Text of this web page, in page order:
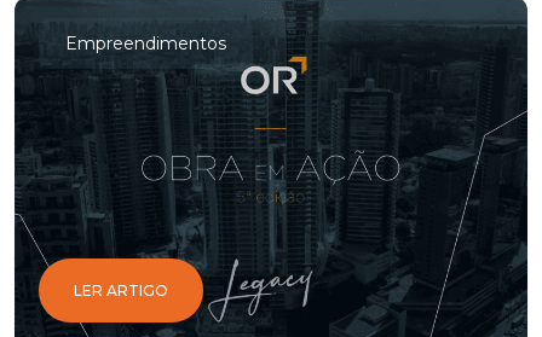
Empreendimentos
LER ARTIGO